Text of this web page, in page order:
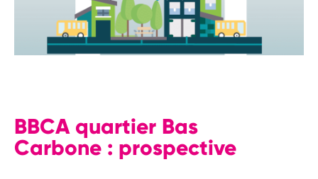
BBCA quartier Bas
Carbone : prospective